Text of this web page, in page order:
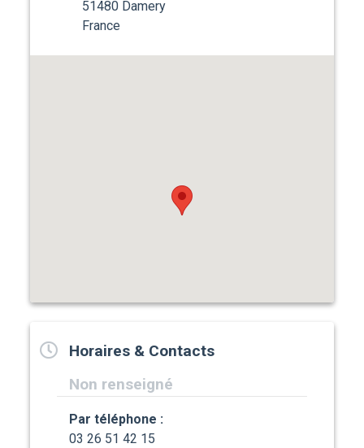
51480 Damery
France
Horaires & Contacts
Non renseigné
Par téléphone :
03 26 51 42 15